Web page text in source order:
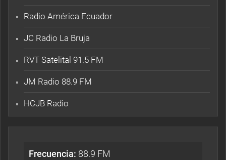
Frecuencia: 88.9 FM
Radio América Ecuador
JC Radio La Bruja
RVT Satelital 91.5 FM
JM Radio 88.9 FM
HCJB Radio